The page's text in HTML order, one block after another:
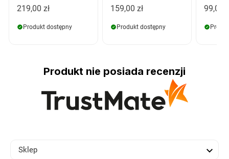
219,00 zł
Produkt dostępny
159,00 zł
Produkt dostępny
99,00
Produkt nie posiada recenzji
Sklep 